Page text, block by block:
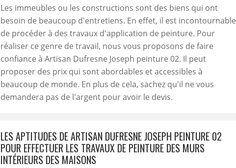
Les immeubles ou les constructions sont des biens qui ont
besoin de beaucoup d'entretiens. En effet, il est incontournable
de procéder à des travaux d'application de peinture. Pour
réaliser ce genre de travail, nous vous proposons de faire
confiance à Artisan Dufresne Joseph peinture 02. Il peut
proposer des prix qui sont abordables et accessibles à
beaucoup de monde. En plus de cela, sachez qu'il ne vous
demandera pas de l'argent pour avoir le devis.
LES APTITUDES DE ARTISAN DUFRESNE JOSEPH PEINTURE 02
POUR EFFECTUER LES TRAVAUX DE PEINTURE DES MURS
INTÉRIEURS DES MAISONS